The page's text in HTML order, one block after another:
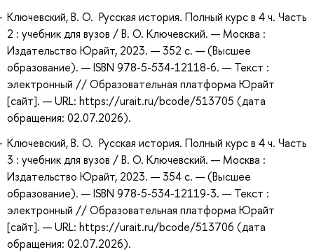
Ключевский, В. О. Русская история. Полный курс в 4 ч. Часть
2 : учебник для вузов / В. О. Ключевский. — Москва :
Издательство Юрайт, 2023. — 352 с. — (Высшее
образование). — ISBN 978-5-534-12118-6. — Текст :
электронный // Образовательная платформа Юрайт
[сайт]. — URL: https://urait.ru/bcode/513705 (дата
обращения: 02.07.2026).
Ключевский, В. О. Русская история. Полный курс в 4 ч. Часть
3 : учебник для вузов / В. О. Ключевский. — Москва :
Издательство Юрайт, 2023. — 354 с. — (Высшее
образование). — ISBN 978-5-534-12119-3. — Текст :
электронный // Образовательная платформа Юрайт
[сайт]. — URL: https://urait.ru/bcode/513706 (дата
обращения: 02.07.2026).